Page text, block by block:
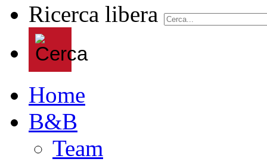
Ricerca libera
Home
B&B
Team